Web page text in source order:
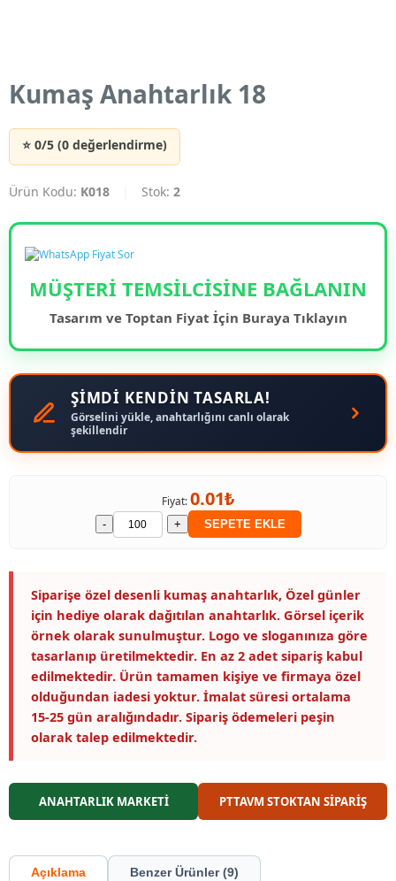
Kumaş Anahtarlık 18
⭐ 0/5 (0 değerlendirme)
Ürün Kodu: K018 Stok: 2
MÜŞTERİ TEMSİLCİSİNE BAĞLANIN
Tasarım ve Toptan Fiyat İçin Buraya Tıklayın
ŞİMDİ KENDİN TASARLA!
Görselini yükle, anahtarlığını canlı olarak
şekillendir
Fiyat:0.01₺
- + SEPETE EKLE
Siparişe özel desenli kumaş anahtarlık, Özel günler
için hediye olarak dağıtılan anahtarlık. Görsel içerik
örnek olarak sunulmuştur. Logo ve sloganınıza göre
tasarlanıp üretilmektedir. En az 2 adet sipariş kabul
edilmektedir. Ürün tamamen kişiye ve firmaya özel
olduğundan iadesi yoktur. İmalat süresi ortalama
15-25 gün aralığındadır. Sipariş ödemeleri peşin
olarak talep edilmektedir.
ANAHTARLIK MARKETİ PTTAVM STOKTAN SİPARİŞ
Açıklama Benzer Ürünler (9)